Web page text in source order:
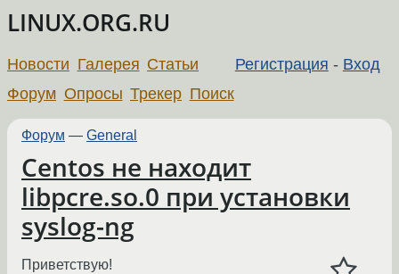
LINUX.ORG.RU
Регистрация - Вход
Новости Галерея Статьи
Форум Опросы Трекер Поиск
Форум — General
Centos не находит
libpcre.so.0 при установки
syslog-ng
Приветствую!